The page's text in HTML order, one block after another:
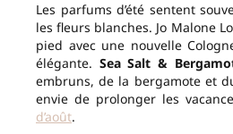
Les parfums d’été sentent
les fleurs blanches. Jo Malone
pied avec une nouvelle
élégante. Sea Salt &
embruns, de la bergamote et
envie de prolonger les
d’août.